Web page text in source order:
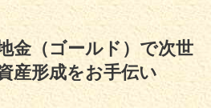
金（ゴールド）で次世
産形成をお手伝い
ゴールド）で次世代に向けた資産形成をお